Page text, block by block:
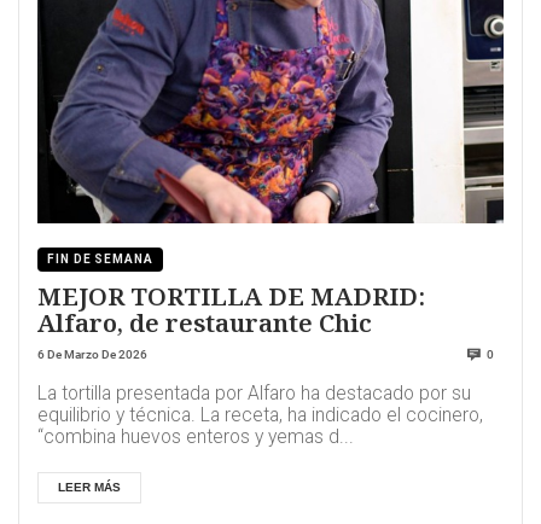
FIN DE SEMANA
MEJOR TORTILLA DE MADRID:
Alfaro, de restaurante Chic
6 De Marzo De 2026 0
La tortilla presentada por Alfaro ha destacado por su
equilibrio y técnica. La receta, ha indicado el cocinero,
“combina huevos enteros y yemas d...
LEER MÁS